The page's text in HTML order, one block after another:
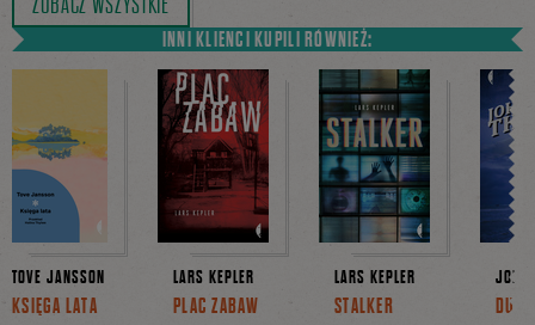
INNI KLIENCI KUPILI RÓWNIEŻ:
TOVE JANSSON
KSIĘGA LATA
LARS KEPLER
PLAC ZABAW
LARS KEPLER
STALKER